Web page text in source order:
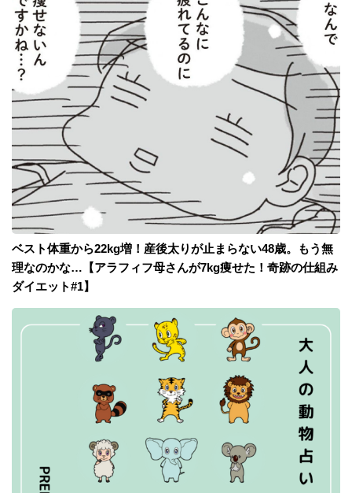
ベスト体重から22kg増！産後太りが止まらない48歳。もう無
理なのかな…【アラフィフ母さんが7kg痩せた！奇跡の仕組み
ダイエット#1】